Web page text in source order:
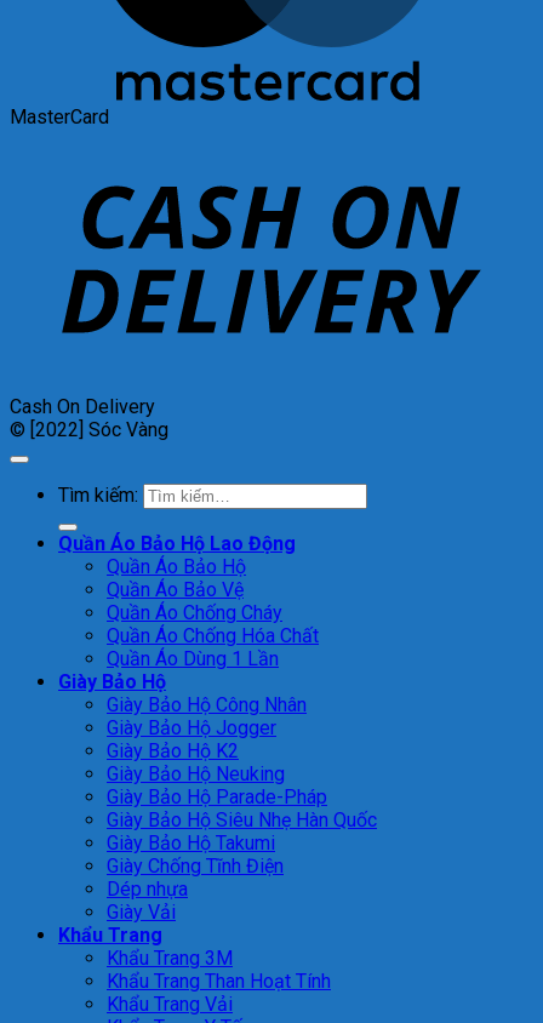
MasterCard
Cash On Delivery
© [2022] Sóc Vàng
Tìm kiếm:
Quần Áo Bảo Hộ Lao Động
Quần Áo Bảo Hộ
Quần Áo Bảo Vệ
Quần Áo Chống Cháy
Quần Áo Chống Hóa Chất
Quần Áo Dùng 1 Lần
Giày Bảo Hộ
Giày Bảo Hộ Công Nhân
Giày Bảo Hộ Jogger
Giày Bảo Hộ K2
Giày Bảo Hộ Neuking
Giày Bảo Hộ Parade-Pháp
Giày Bảo Hộ Siêu Nhẹ Hàn Quốc
Giày Bảo Hộ Takumi
Giày Chống Tĩnh Điện
Dép nhựa
Giày Vải
Khẩu Trang
Khẩu Trang 3M
Khẩu Trang Than Hoạt Tính
Khẩu Trang Vải